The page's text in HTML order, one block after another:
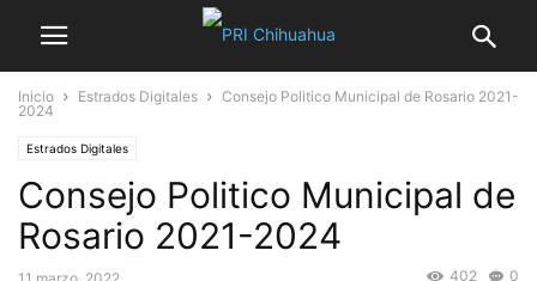
Inicio Estrados Digitales
Consejo Politico Municipal de Rosario 2021-
2024
Estrados Digitales
Consejo Politico Municipal de
Rosario 2021-2024
0
402